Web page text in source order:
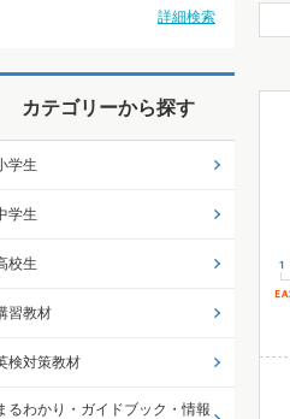
詳細検索
カテゴリーから探す
学生
学生
校生
習教材
検対策教材
るわかり・ガイドブック・情報